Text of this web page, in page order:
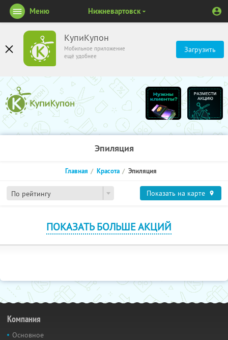
КупиКупон
Мобильное приложение
ещё удобнее
Загрузить
Меню Нижневартовск
Эпиляция
По рейтингу
Главная Красота Эпиляция
Показать на карте
ПОКАЗАТЬ БОЛЬШЕ АКЦИЙ
Компания
Основное